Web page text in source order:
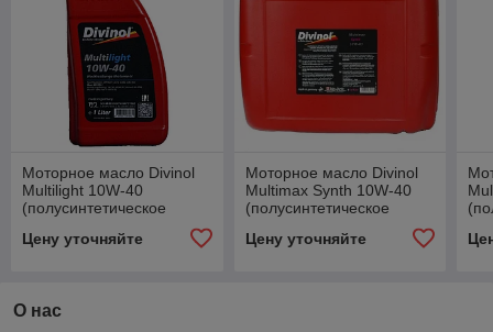
Моторное масло Divinol
Multilight 10W-40
(полусинтетическое
моторное масло 10w40) 1
л.
Цену уточняйте
Моторное масло Divinol
Multimax Synth 10W-40
(полусинтетическое
моторное масло 10w40)
20 л.
Цену уточняйте
л.
О нас